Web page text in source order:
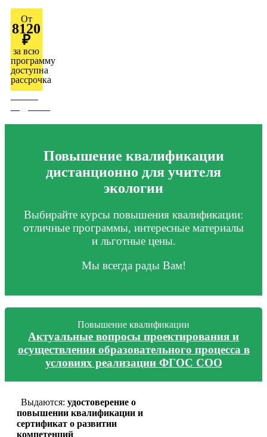
От
8120
₽
за всю
программу
доступна
рассрочка
Повышение квалификации
дистанционно для учителя
экологии
Выбирайте курсы повышения квалификации:
отличные программы, интересные материалы
и льготные цены.
Мы всегда рады Вам!
Повышение квалификации
Актуальные вопросы проектирования и
осуществления образовательного процесса в
условиях реализации ФГОС СОО
Выдаются: удостоверение о
повышении квалификации и
сертификат о развитии
компетенций